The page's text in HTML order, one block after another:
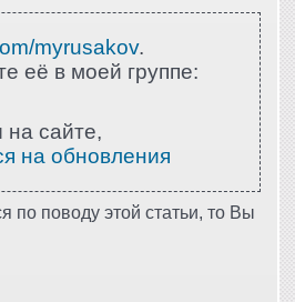
myrusakov.
её в моей группе:
сайте,
на обновления
по поводу этой статьи, то Вы